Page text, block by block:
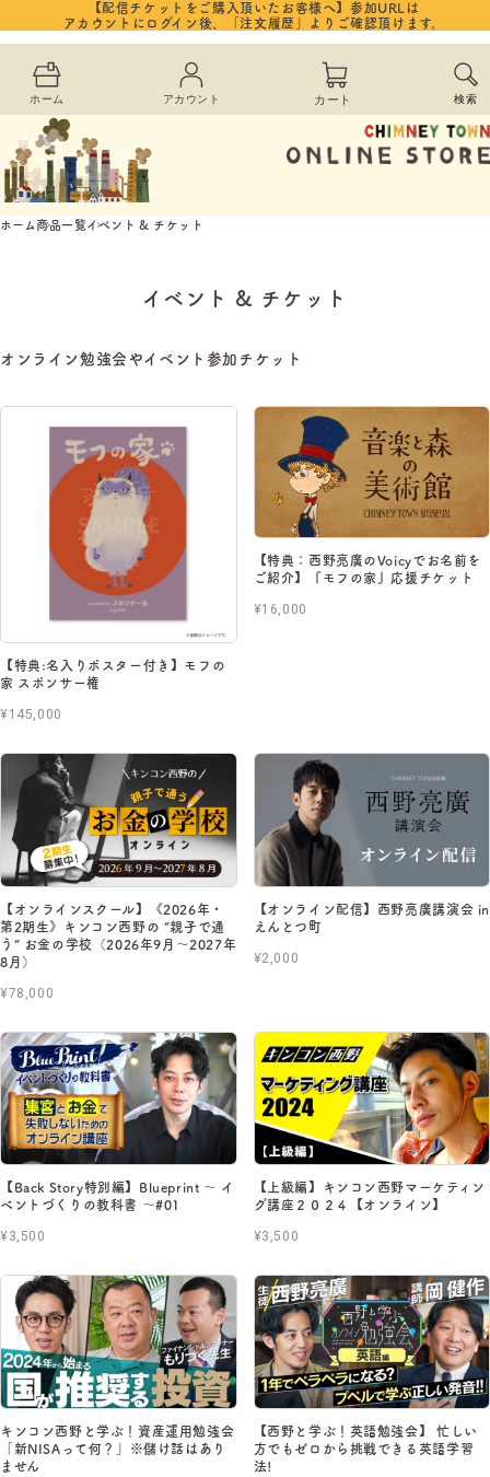
ンツに
進む
【配信チケットをご購入頂いたお客様へ】参加URLは
アカウントにログイン後、「注文履歴」よりご確認頂けます。
ホーム アカウント
カ
ー
ト
カート 検索
ホーム商品一覧イベント & チケット
イベント & チケット
オンライン勉強会やイベント参加チケット
【特典:名入りポスター付き】モフの
家 スポンサー権
¥145,000
【特典：西野亮廣のVoicyでお名前を
ご紹介】『モフの家』応援チケット
¥16,000
【オンラインスクール】《2026年・
第2期生》キンコン西野の “親子で通
う” お金の学校（2026年9月〜2027年
8月）
¥78,000
【オンライン配信】西野亮廣講演会 in
えんとつ町
¥2,000
【Back Story特別編】Blueprint 〜 イ
ベントづくりの教科書 〜#01
¥3,500
【上級編】キンコン西野マーケティン
グ講座２０２４【オンライン】
¥3,500
キンコン西野と学ぶ！資産運用勉強会
「新NISAって何？」※儲け話はあり
ません
【西野と学ぶ！英語勉強会】 忙しい
方でもゼロから挑戦できる英語学習
法!